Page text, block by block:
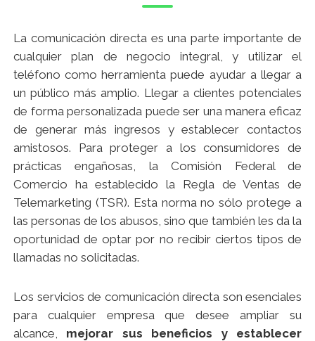
La comunicación directa es una parte importante de
cualquier plan de negocio integral, y utilizar el
teléfono como herramienta puede ayudar a llegar a
un público más amplio. Llegar a clientes potenciales
de forma personalizada puede ser una manera eficaz
de generar más ingresos y establecer contactos
amistosos. Para proteger a los consumidores de
prácticas engañosas, la Comisión Federal de
Comercio ha establecido la Regla de Ventas de
Telemarketing (TSR). Esta norma no sólo protege a
las personas de los abusos, sino que también les da la
oportunidad de optar por no recibir ciertos tipos de
llamadas no solicitadas.
Los servicios de comunicación directa son esenciales
para cualquier empresa que desee ampliar su
alcance, mejorar sus beneficios y establecer